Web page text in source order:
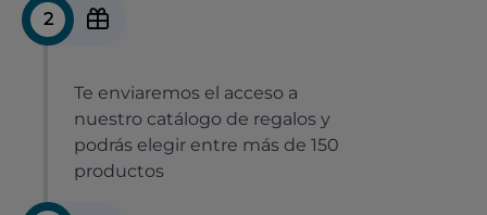
2
Te enviaremos el acceso a
nuestro catálogo de regalos y
podrás elegir entre más de 150
productos